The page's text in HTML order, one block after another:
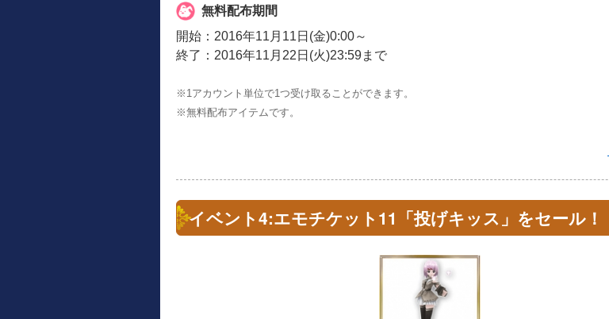
無料配布期間
開始：2016年11月11日(金)0:00～
終了：2016年11月22日(火)23:59まで
※1アカウント単位で1つ受け取ることができます。
※無料配布アイテムです。
イベント4:エモチケット11「投げキッス」をセール！